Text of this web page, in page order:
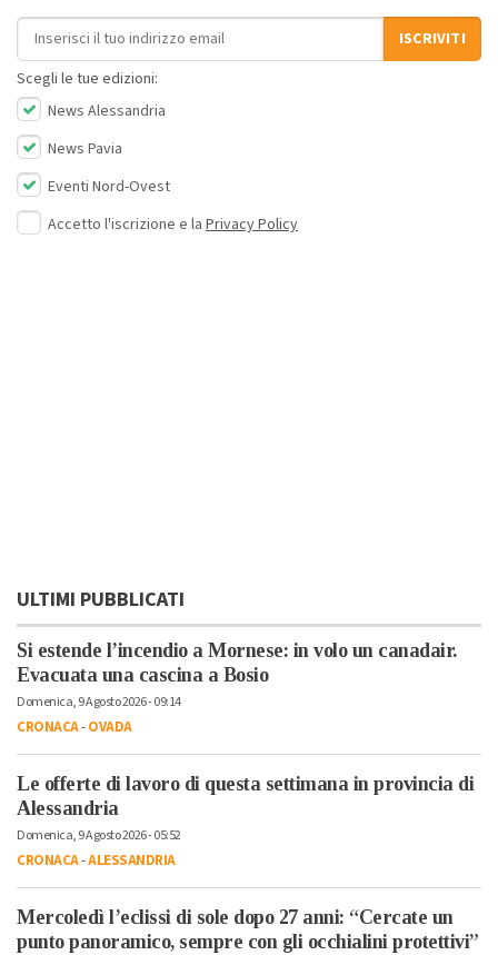
Indirizzo email
ISCRIVITI
Scegli le tue edizioni:
News Alessandria
News Pavia
Eventi Nord-Ovest
Accetto l'iscrizione e la Privacy Policy
ULTIMI PUBBLICATI
Si estende l’incendio a Mornese: in volo un canadair.
Evacuata una cascina a Bosio
Domenica, 9 Agosto 2026 - 09:14
CRONACA-OVADA
Le offerte di lavoro di questa settimana in provincia di
Alessandria
Domenica, 9 Agosto 2026 - 05:52
CRONACA-ALESSANDRIA
Mercoledì l’eclissi di sole dopo 27 anni: “Cercate un
punto panoramico, sempre con gli occhialini protettivi”